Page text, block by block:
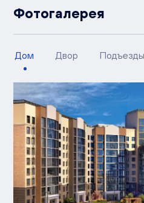
Фотогалерея
Дом Двор Подъезды